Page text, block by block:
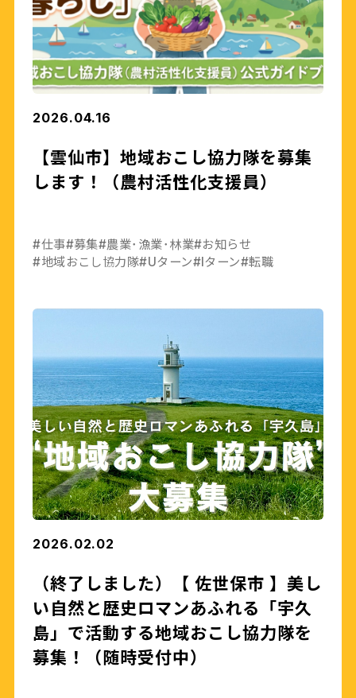
2026.04.16
【雲仙市】地域おこし協力隊を募集
します！（農村活性化支援員）
#仕事#募集#農業･漁業･林業#お知らせ
#地域おこし協力隊#Uターン#Iターン#転職
2026.02.02
（終了しました）【 佐世保市 】美し
い自然と歴史ロマンあふれる「宇久
島」で活動する地域おこし協力隊を
募集！（随時受付中）